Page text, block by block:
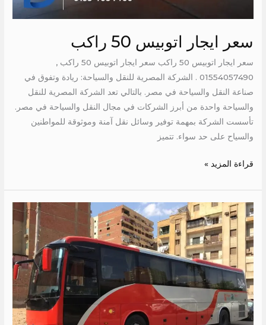
سعر ايجار اتوبيس 50 راكب
سعر ايجار اتوبيس 50 راكب سعر ايجار اتوبيس 50 راكب ,
01554057490 . الشركة المصرية للنقل والسياحة: ريادة وتفوق في
صناعة النقل والسياحة في مصر. بالتالي تعد الشركة المصرية للنقل
والسياحة واحدة من أبرز الشركات في مجال النقل والسياحة في مصر.
تأسست الشركة بمهمة توفير وسائل نقل آمنة وموثوقة للمواطنين
والسياح على حد سواء. تتميز
قراءة المزيد »
شركة
باصات